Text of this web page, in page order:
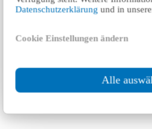
Datenschutzerklärung und in
Cookie Einstellungen ändern
Alle